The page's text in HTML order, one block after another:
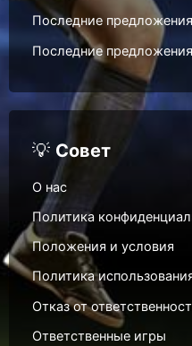
Последние
Последние
💡 Совет
О нас
Политика
Положения и условия
Политика
Отказ от
Ответственные игры